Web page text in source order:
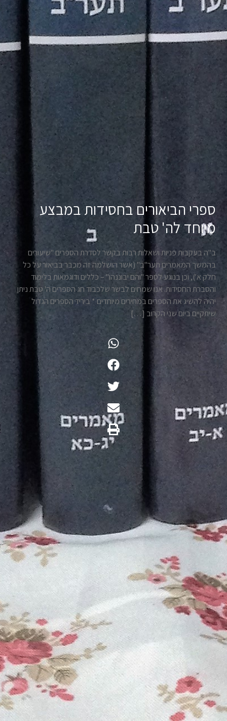
ספרי הביאורים בחסידות במבצע
מיוחד לה' טבת
ב"ה בעקבות פניות ושאלות רבות בקשר לסדרת הספרים "שיעורים
בהמשך המאמרים תער"ב" (אשר הושלמה זה מכבר בביאור על כל
חלק א'), וכן בנוגע לספר "והם יבוננהו" – כללים ודוגמאות בלימוד
והסברת החסידות. אנו שמחים לבשר שלכבוד חג הספרים ה' טבת ניתן
יהיה להשיג את הספרים במחירים מיוחדים * ביריד הספרים הגדול
שיתקיים ביום שני הקרוב […]